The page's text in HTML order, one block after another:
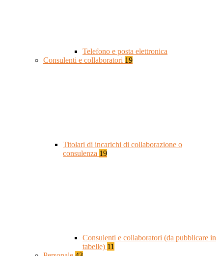
Telefono e posta elettronica
Consulenti e collaboratori 19
Titolari di incarichi di collaborazione o
consulenza 19
Consulenti e collaboratori (da pubblicare in
tabelle) 11